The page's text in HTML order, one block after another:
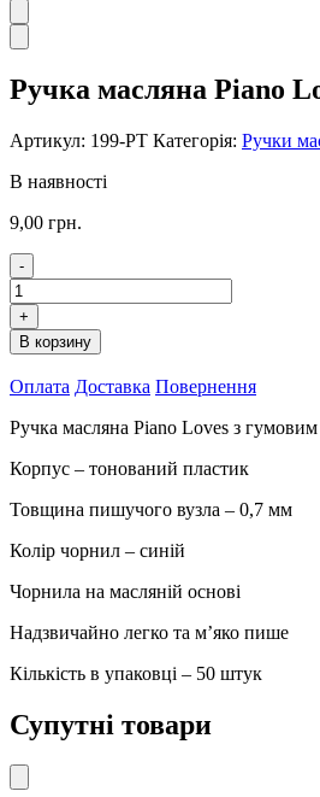
Ручка масляна Piano
Артикул: 199-PT Категорія: Ручки
В наявності
9,00 грн.
-
Ручка
масляна
Piano
Loves
199
синя
0,7
мм
кількість
+
В корзину
Оплата Доставка Повернення
Ручка масляна Piano Loves з
Корпус – тонований пластик
Товщина пишучого вузла – 0,7 мм
Колір чорнил – синій
Чорнила на масляній основі
Надзвичайно легко та м’яко пише
Кількість в упаковці – 50 штук
Супутні товари